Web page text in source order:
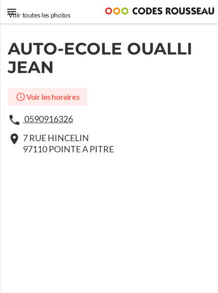
Voir toutes les photos
AUTO-ECOLE OUALLI
JEAN
Voir les horaires
0590916326
7 RUE HINCELIN
97110 POINTE A PITRE